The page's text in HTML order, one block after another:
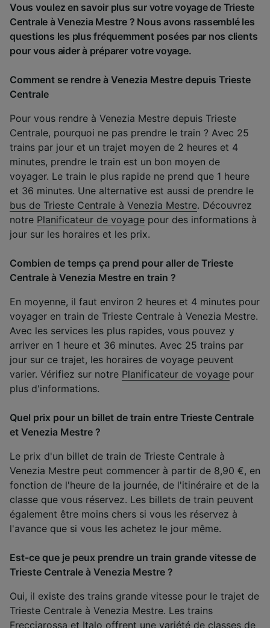
Vous voulez en savoir plus sur votre voyage de Trieste
Centrale à Venezia Mestre ? Nous avons rassemblé les
questions les plus fréquemment posées par nos clients
pour vous aider à préparer votre voyage.
Comment se rendre à Venezia Mestre depuis Trieste
Centrale
Pour vous rendre à Venezia Mestre depuis Trieste
Centrale, pourquoi ne pas prendre le train ? Avec 25
trains par jour et un trajet moyen de 2 heures et 4
minutes, prendre le train est un bon moyen de
voyager. Le train le plus rapide ne prend que 1 heure
et 36 minutes. Une alternative est aussi de prendre le
bus de Trieste Centrale à Venezia Mestre. Découvrez
notre Planificateur de voyage pour des informations à
jour sur les horaires et les prix.
Combien de temps ça prend pour aller de Trieste
Centrale à Venezia Mestre en train ?
En moyenne, il faut environ 2 heures et 4 minutes pour
voyager en train de Trieste Centrale à Venezia Mestre.
Avec les services les plus rapides, vous pouvez y
arriver en 1 heure et 36 minutes. Avec 25 trains par
jour sur ce trajet, les horaires de voyage peuvent
varier. Vérifiez sur notre Planificateur de voyage pour
plus d'informations.
Quel prix pour un billet de train entre Trieste Centrale
et Venezia Mestre ?
Le prix d'un billet de train de Trieste Centrale à
Venezia Mestre peut commencer à partir de 8,90 €, en
fonction de l'heure de la journée, de l'itinéraire et de la
classe que vous réservez. Les billets de train peuvent
également être moins chers si vous les réservez à
l'avance que si vous les achetez le jour même.
Est-ce que je peux prendre un train grande vitesse de
Trieste Centrale à Venezia Mestre ?
Oui, il existe des trains grande vitesse pour le trajet de
Trieste Centrale à Venezia Mestre. Les trains
Frecciarossa et Italo offrent une variété de classes de